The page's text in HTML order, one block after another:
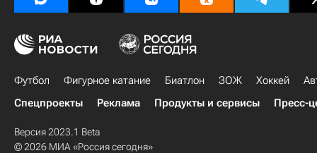
Футбол Фигурное катание Биатлон ЗОЖ Хоккей
Спецпроекты
Реклама Продукты и сервисы Пресс-
Версия 2023.1 Beta
© 2026 МИА «Россия сегодня»